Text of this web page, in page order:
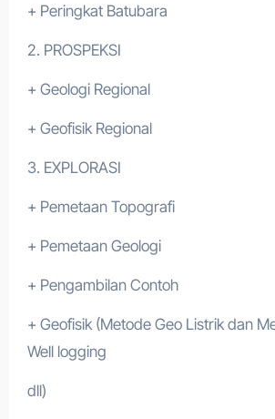
+ Peringkat Batubara
2. PROSPEKSI
+ Geologi Regional
+ Geofisik Regional
3. EXPLORASI
+ Pemetaan Topografi
+ Pemetaan Geologi
+ Pengambilan Contoh
+ Geofisik (Metode Geo Listrik dan
Well logging
dll)